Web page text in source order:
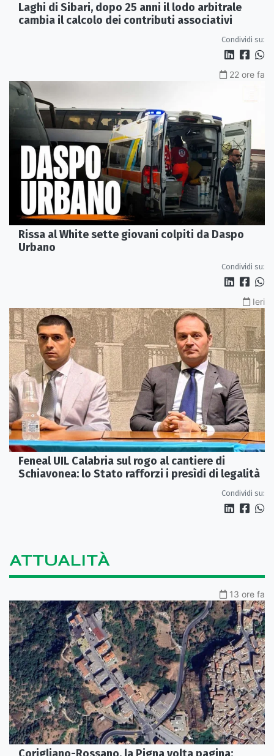
Laghi di Sibari, dopo 25 anni il lodo arbitrale
cambia il calcolo dei contributi associativi
Condividi su:
22 ore fa
Rissa al White sette giovani colpiti da Daspo
Urbano
Condividi su:
Ieri
Feneal UIL Calabria sul rogo al cantiere di
Schiavonea: lo Stato rafforzi i presìdi di legalità
Condividi su:
ATTUALITÀ
13 ore fa